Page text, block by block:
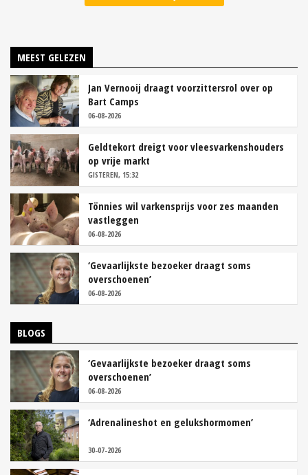
MEEST GELEZEN
Jan Vernooij draagt voorzittersrol over op
Bart Camps
06-08-2026
Geldtekort dreigt voor vleesvarkenshouders
op vrije markt
GISTEREN, 15:32
Tönnies wil varkensprijs voor zes maanden
vastleggen
06-08-2026
‘Gevaarlijkste bezoeker draagt soms
overschoenen’
06-08-2026
BLOGS
‘Gevaarlijkste bezoeker draagt soms
overschoenen’
06-08-2026
‘Adrenalineshot en gelukshormomen’
30-07-2026